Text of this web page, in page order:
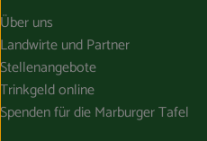
Über uns
Landwirte und Partner
Stellenangebote
Trinkgeld online
Spenden für die Marburger Tafel